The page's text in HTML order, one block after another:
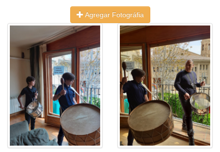
Agregar Fotográfia